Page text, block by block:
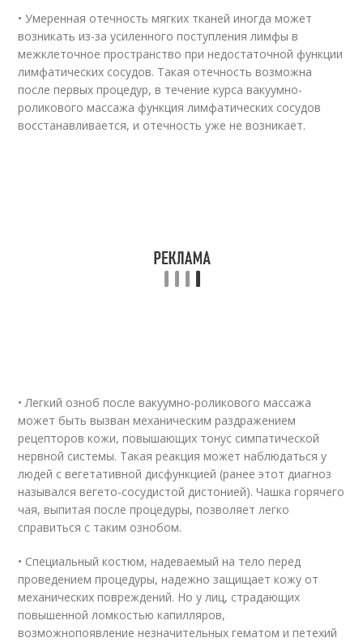
• Умеренная отечность мягких тканей иногда может
возникать из-за усиленного поступления лимфы в
межклеточное пространство при недостаточной функции
лимфатических сосудов. Такая отечность возможна
после первых процедур, в течение курса вакуумно-
роликового массажа функция лимфатических сосудов
восстанавливается, и отечность уже не возникает.
• Легкий озноб после вакуумно-роликового массажа
может быть вызван механическим раздражением
рецепторов кожи, повышающих тонус симпатической
нервной системы. Такая реакция может наблюдаться у
людей с вегетативной дисфункцией (ранее этот диагноз
назывался вегето-сосудистой дистонией). Чашка горячего
чая, выпитая после процедуры, позволяет легко
справиться с таким ознобом.
• Специальный костюм, надеваемый на тело перед
проведением процедуры, надежно защищает кожу от
механических повреждений. Но у лиц, страдающих
повышенной ломкостью капилляров,
возможнопоявление незначительных гематом и петехий